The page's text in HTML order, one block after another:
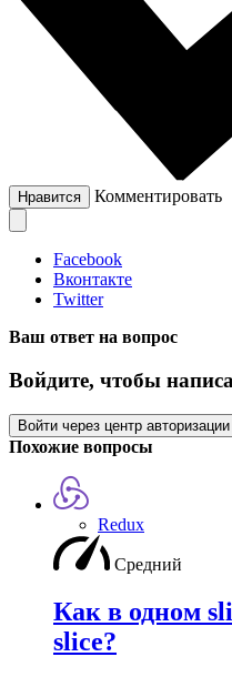
Нравится Комментировать
Facebook
Вконтакте
Twitter
Ваш ответ на вопрос
Войдите, чтобы
Войти через центр авторизации
Похожие вопросы
Redux
Средний
Как в одном
slice?